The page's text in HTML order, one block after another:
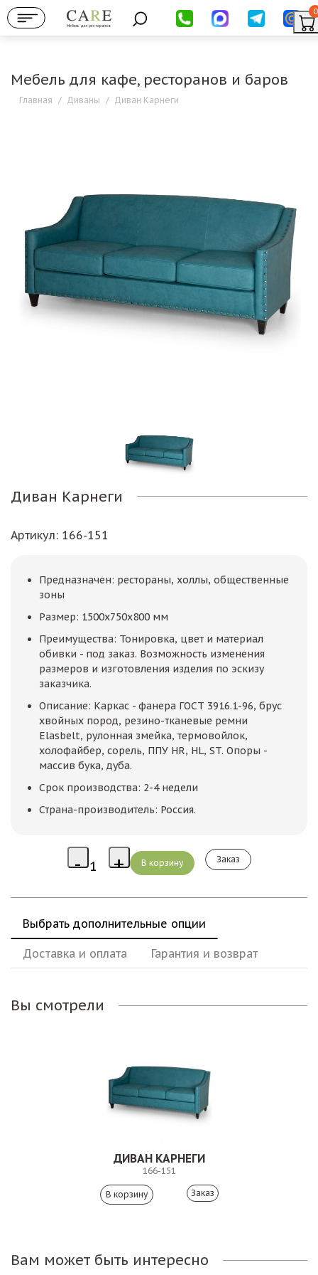
Мебель для ресторанов
0
Мебель для кафе, ресторанов и баров
Главная / Диваны / Диван Карнеги
Диван Карнеги
Артикул: 166-151
Предназначен: рестораны, холлы, общественные
зоны
Размер: 1500х750х800 мм
Преимущества: Тонировка, цвет и материал
обивки - под заказ. Возможность изменения
размеров и изготовления изделия по эскизу
заказчика.
Описание: Каркас - фанера ГОСТ 3916.1-96, брус
хвойных пород, резино-тканевые ремни
Elasbelt, рулонная змейка, термовойлок,
холофайбер, сорель, ППУ HR, HL, ST. Опоры -
массив бука, дуба.
Срок производства: 2-4 недели
Страна-производитель: Россия.
Заказ
Выбрать дополнительные опции
Доставка и оплата Гарантия и возврат
Вы смотрели
ДИВАН КАРНЕГИ
166-151
Заказ
Вам может быть интересно